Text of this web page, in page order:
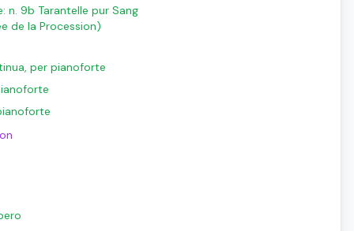
n. 9b Tarantelle pur Sang
de la Procession)
per pianoforte